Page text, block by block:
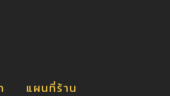
แผนที่ร้าน